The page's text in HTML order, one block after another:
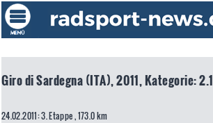
Giro di Sardegna (ITA), 2011, Kategorie: 2.1
24.02.2011: 3. Etappe , 173.0 km